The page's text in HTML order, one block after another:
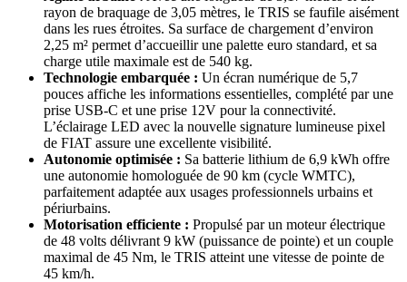
rayon de braquage de 3,05 mètres, le TRIS se faufile aisément
dans les rues étroites. Sa surface de chargement d’environ
2,25 m² permet d’accueillir une palette euro standard, et sa
charge utile maximale est de 540 kg.
Technologie embarquée : Un écran numérique de 5,7
pouces affiche les informations essentielles, complété par une
prise USB-C et une prise 12V pour la connectivité.
L’éclairage LED avec la nouvelle signature lumineuse pixel
de FIAT assure une excellente visibilité.
Autonomie optimisée : Sa batterie lithium de 6,9 kWh offre
une autonomie homologuée de 90 km (cycle WMTC),
parfaitement adaptée aux usages professionnels urbains et
périurbains.
Motorisation efficiente : Propulsé par un moteur électrique
de 48 volts délivrant 9 kW (puissance de pointe) et un couple
maximal de 45 Nm, le TRIS atteint une vitesse de pointe de
45 km/h.